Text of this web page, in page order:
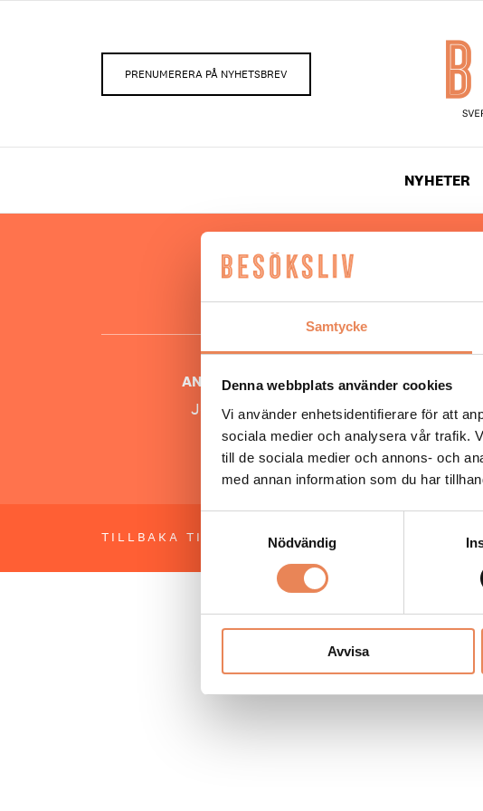
Samtycke
Denna webbplats använder cookies
Vi använder enhetsidentifierare för att
sociala medier och analysera vår trafik.
till de sociala medier och annons- och
med annan information som du har
Nödvändig
Avvisa
PRENUMERERA PÅ NYHETSBREV
NYHETER
Hos oss läser du
besöksnäringen.
ANSVARIG UTGIVARE
Jonas Siljhammar
TILLBAKA TILL TOPPEN OM BESÖKSLIV